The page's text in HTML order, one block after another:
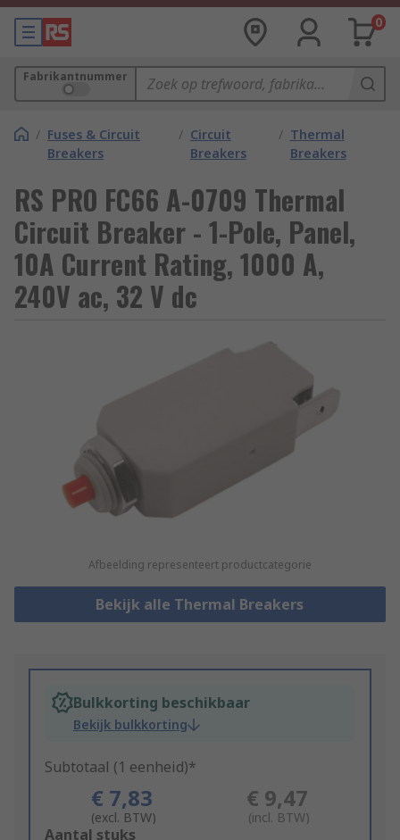
0
Fabrikantnummer
/ Fuses & Circuit
Breakers
/ Circuit
Breakers
/ Thermal
Breakers
RS PRO FC66 A-0709 Thermal
Circuit Breaker - 1-Pole, Panel,
10A Current Rating, 1000 A,
240V ac, 32 V dc
Afbeelding representeert productcategorie
Bekijk alle Thermal Breakers
Bulkkorting beschikbaar
Bekijk bulkkorting
Subtotaal (1 eenheid)*
€ 7,83
(excl. BTW)
€ 9,47
(incl. BTW)
Add
Aantal stuks